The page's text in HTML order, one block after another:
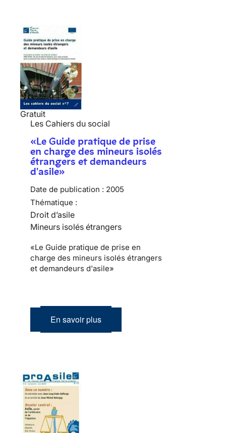
Gratuit
Les Cahiers du social
«Le Guide pratique de prise
en charge des mineurs isolés
étrangers et demandeurs
d'asile»
Date de publication : 2005
Thématique :
Droit d’asile
Mineurs isolés étrangers
«Le Guide pratique de prise en
charge des mineurs isolés étrangers
et demandeurs d'asile»
En savoir plus